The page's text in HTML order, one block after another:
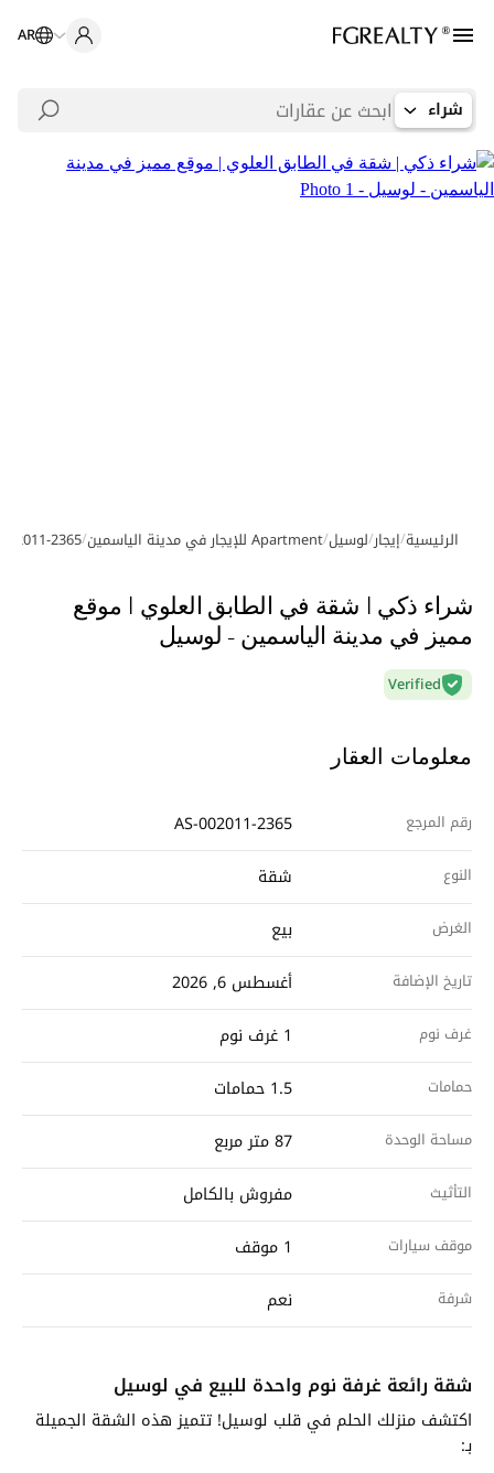
AR
شراء
معرض الصور
الرئيسية/إيجار/لوسيل/Apartment للإيجار في مدينة الياسمين /
2365
شراء ذكي | شقة في الطابق العلوي | موقع
مميز في مدينة الياسمين - لوسيل
Verified
معلومات العقار
رقم المرجع AS-002011-2365
النوع شقة
الغرض بيع
تاريخ الإضافة أغسطس 6, 2026
غرف نوم 1 غرف نوم
حمامات 1.5 حمامات
مساحة الوحدة 87 متر مربع
التأثيث مفروش بالكامل
موقف سيارات 1 موقف
شرفة نعم
شقة رائعة غرفة نوم واحدة للبيع في لوسيل
اكتشف منزلك الحلم في قلب لوسيل! تتميز هذه الشقة الجميلة
بـ: